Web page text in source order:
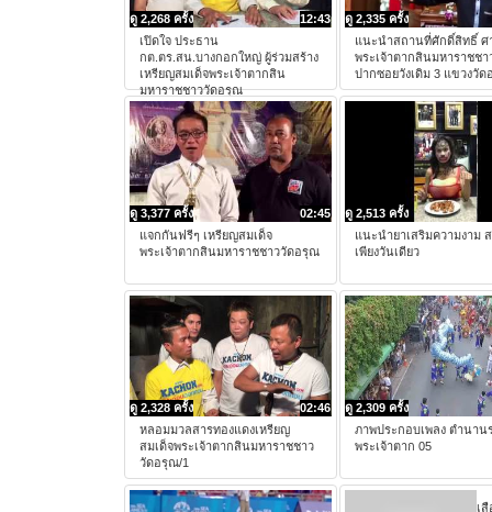
12:43
ดู 2,268 ครั้ง
เปิดใจ ประธาน
กต.ตร.สน.บางกอกใหญ่ ผู้ร่วมสร้าง
เหรียญสมเด็จพระเจ้าตากสิน
มหาราชชาววัดอรุณ
ดู 2,335 ครั้ง
แนะนำสถานที่ศักดิ์สิทธิ์ ศ
พระเจ้าตากสินมหาราชช
ปากซอยวังเดิม 3 แขวงวั
02:45
ดู 3,377 ครั้ง
แจกกันฟรีๆ เหรียญสมเด็จ
พระเจ้าตากสินมหาราชชาววัดอรุณ
ดู 2,513 ครั้ง
แนะนำยาเสริมความงาม
เพียงวันเดียว
02:46
ดู 2,328 ครั้ง
หลอมมวลสารทองแดงเหรียญ
สมเด็จพระเจ้าตากสินมหาราชชาว
วัดอรุณ/1
ดู 2,309 ครั้ง
ภาพประกอบเพลง ตำนาน
พระเจ้าตาก 05
เ